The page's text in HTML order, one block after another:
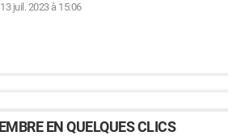
13 juil. 2023 à 15:06
EN QUELQUES CLICS